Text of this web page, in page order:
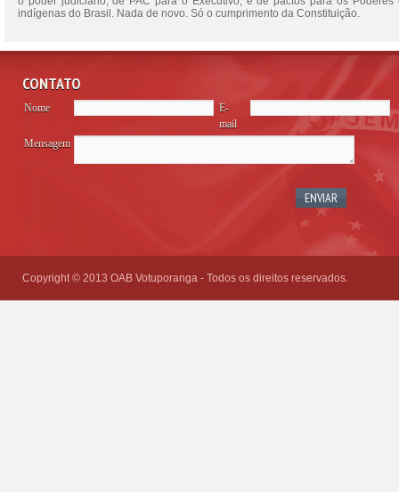
indígenas do Brasil. Nada de novo. Só o cumprimento da Constituição.
CONTATO
Nome
E-
mail
Mensagem
Copyright © 2013 OAB Votuporanga - Todos os direitos reservados.